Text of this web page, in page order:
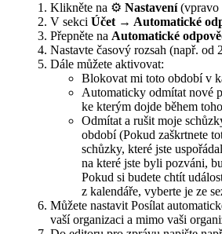
Klikněte na ⚙️ Nastavení(vpravo
V sekci Účet → Automatické
Přepněte na Automatické
Nastavte časový rozsah (např. od
Dále můžete aktivovat:
Blokovat mi toto období v
Automaticky odmítat nové
ke kterým dojde během
Odmítat a rušit moje
období (Pokud zaškrtnete
schůzky, které jste
na které jste byli pozváni,
Pokud si budete chtít
z kalendáře, vyberte je ze
Můžete nastavit Posílat
vaší organizaci a mimo vaši